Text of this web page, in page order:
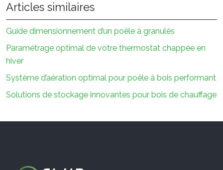
Articles similaires
Guide dimensionnement d’un poêle à granulés
Paramétrage optimal de votre thermostat chappée en
hiver
Système d’aération optimal pour poêle à bois performant
Solutions de stockage innovantes pour bois de chauffage